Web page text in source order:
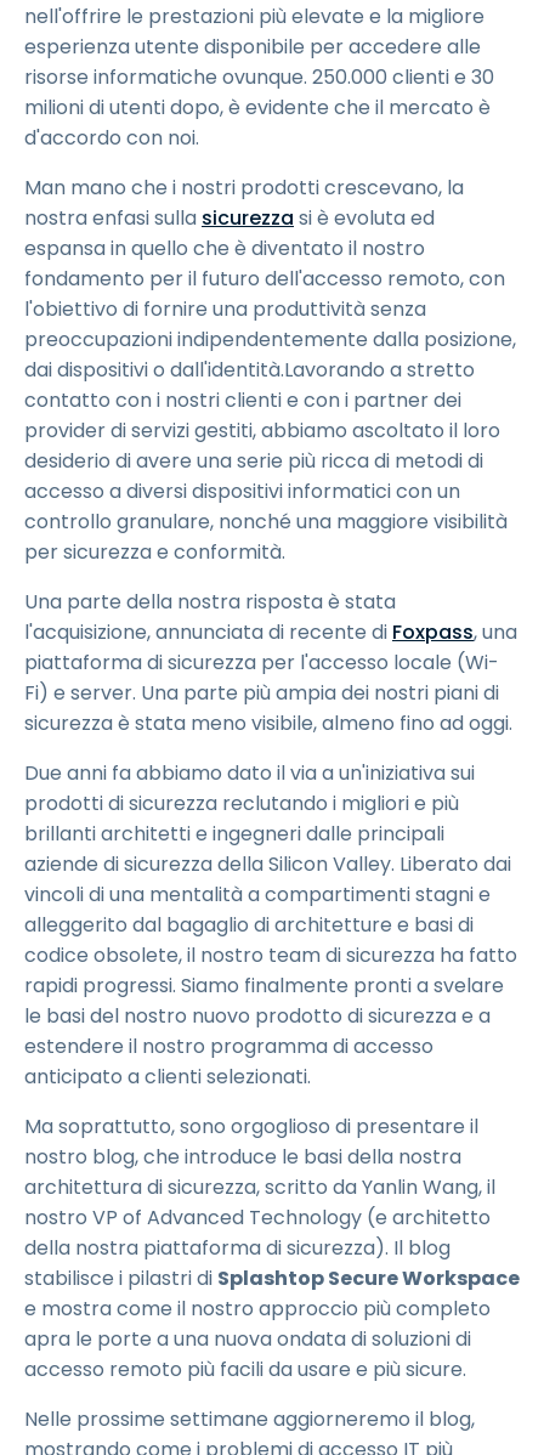
nell'offrire le prestazioni più elevate e la migliore
esperienza utente disponibile per accedere alle
risorse informatiche ovunque. 250.000 clienti e 30
milioni di utenti dopo, è evidente che il mercato è
d'accordo con noi.
Man mano che i nostri prodotti crescevano, la
nostra enfasi sulla sicurezza si è evoluta ed
espansa in quello che è diventato il nostro
fondamento per il futuro dell'accesso remoto, con
l'obiettivo di fornire una produttività senza
preoccupazioni indipendentemente dalla posizione,
dai dispositivi o dall'identità.Lavorando a stretto
contatto con i nostri clienti e con i partner dei
provider di servizi gestiti, abbiamo ascoltato il loro
desiderio di avere una serie più ricca di metodi di
accesso a diversi dispositivi informatici con un
controllo granulare, nonché una maggiore visibilità
per sicurezza e conformità.
Una parte della nostra risposta è stata
l'acquisizione, annunciata di recente di Foxpass, una
piattaforma di sicurezza per l'accesso locale (Wi-
Fi) e server. Una parte più ampia dei nostri piani di
sicurezza è stata meno visibile, almeno fino ad oggi.
Due anni fa abbiamo dato il via a un'iniziativa sui
prodotti di sicurezza reclutando i migliori e più
brillanti architetti e ingegneri dalle principali
aziende di sicurezza della Silicon Valley. Liberato dai
vincoli di una mentalità a compartimenti stagni e
alleggerito dal bagaglio di architetture e basi di
codice obsolete, il nostro team di sicurezza ha fatto
rapidi progressi. Siamo finalmente pronti a svelare
le basi del nostro nuovo prodotto di sicurezza e a
estendere il nostro programma di accesso
anticipato a clienti selezionati.
Ma soprattutto, sono orgoglioso di presentare il
nostro blog, che introduce le basi della nostra
architettura di sicurezza, scritto da Yanlin Wang, il
nostro VP of Advanced Technology (e architetto
della nostra piattaforma di sicurezza). Il blog
stabilisce i pilastri di Splashtop Secure Workspace
e mostra come il nostro approccio più completo
apra le porte a una nuova ondata di soluzioni di
accesso remoto più facili da usare e più sicure.
Nelle prossime settimane aggiorneremo il blog,